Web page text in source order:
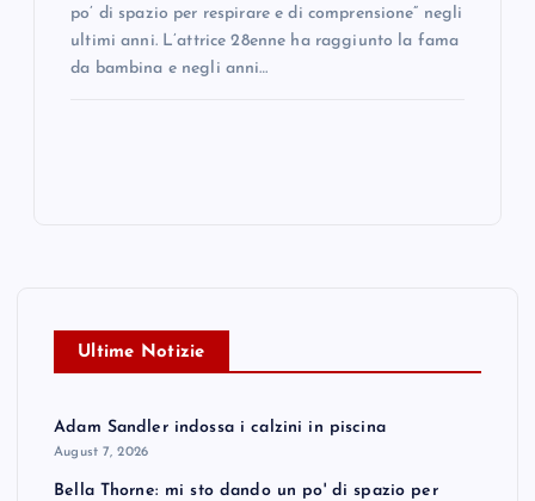
po’ di spazio per respirare e di comprensione” negli
ultimi anni. L’attrice 28enne ha raggiunto la fama
da bambina e negli anni…
Ultime Notizie
Adam Sandler indossa i calzini in piscina
August 7, 2026
Bella Thorne: mi sto dando un po' di spazio per